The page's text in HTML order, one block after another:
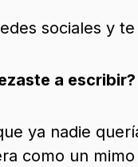
sociales y
a escribir?
ya nadie
como un